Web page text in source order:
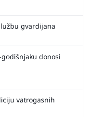
gvardijana
donosi
vatrogasnih